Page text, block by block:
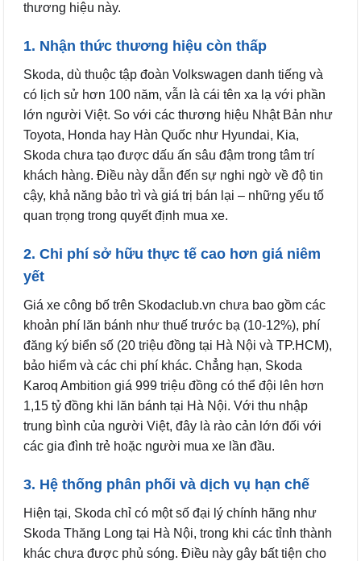
thương hiệu này.
1. Nhận thức thương hiệu còn thấp
Skoda, dù thuộc tập đoàn Volkswagen danh tiếng và
có lịch sử hơn 100 năm, vẫn là cái tên xa lạ với phần
lớn người Việt. So với các thương hiệu Nhật Bản như
Toyota, Honda hay Hàn Quốc như Hyundai, Kia,
Skoda chưa tạo được dấu ấn sâu đậm trong tâm trí
khách hàng. Điều này dẫn đến sự nghi ngờ về độ tin
cậy, khả năng bảo trì và giá trị bán lại – những yếu tố
quan trọng trong quyết định mua xe.
2. Chi phí sở hữu thực tế cao hơn giá niêm
yết
Giá xe công bố trên Skodaclub.vn chưa bao gồm các
khoản phí lăn bánh như thuế trước bạ (10-12%), phí
đăng ký biển số (20 triệu đồng tại Hà Nội và TP.HCM),
bảo hiểm và các chi phí khác. Chẳng hạn, Skoda
Karoq Ambition giá 999 triệu đồng có thể đội lên hơn
1,15 tỷ đồng khi lăn bánh tại Hà Nội. Với thu nhập
trung bình của người Việt, đây là rào cản lớn đối với
các gia đình trẻ hoặc người mua xe lần đầu.
3. Hệ thống phân phối và dịch vụ hạn chế
Hiện tại, Skoda chỉ có một số đại lý chính hãng như
Skoda Thăng Long tại Hà Nội, trong khi các tỉnh thành
khác chưa được phủ sóng. Điều này gây bất tiện cho